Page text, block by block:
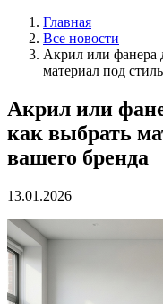
Главная
Все новости
Акрил или фанера
материал под
Акрил или
как выбрать
вашего бренда
13.01.2026